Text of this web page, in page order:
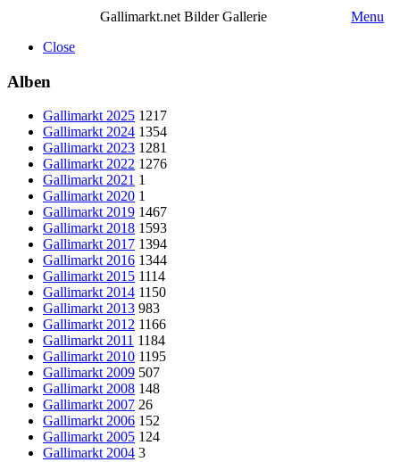
Gallimarkt.net Bilder Gallerie
Menu
Close
Alben
Gallimarkt 2025 1217
Gallimarkt 2024 1354
Gallimarkt 2023 1281
Gallimarkt 2022 1276
Gallimarkt 2021 1
Gallimarkt 2020 1
Gallimarkt 2019 1467
Gallimarkt 2018 1593
Gallimarkt 2017 1394
Gallimarkt 2016 1344
Gallimarkt 2015 1114
Gallimarkt 2014 1150
Gallimarkt 2013 983
Gallimarkt 2012 1166
Gallimarkt 2011 1184
Gallimarkt 2010 1195
Gallimarkt 2009 507
Gallimarkt 2008 148
Gallimarkt 2007 26
Gallimarkt 2006 152
Gallimarkt 2005 124
Gallimarkt 2004 3